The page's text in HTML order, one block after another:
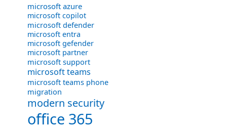
microsoft azure
microsoft copilot
microsoft defender
microsoft entra
microsoft gefender
microsoft partner
microsoft support
microsoft teams
microsoft teams phone
migration
modern security
office 365